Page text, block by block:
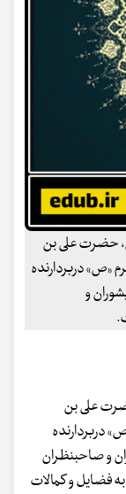
حضرت علی بن
«ص» دربردارنده
و
علی بن
دربردارنده
و صاحبنظران
فضایل و کمالات